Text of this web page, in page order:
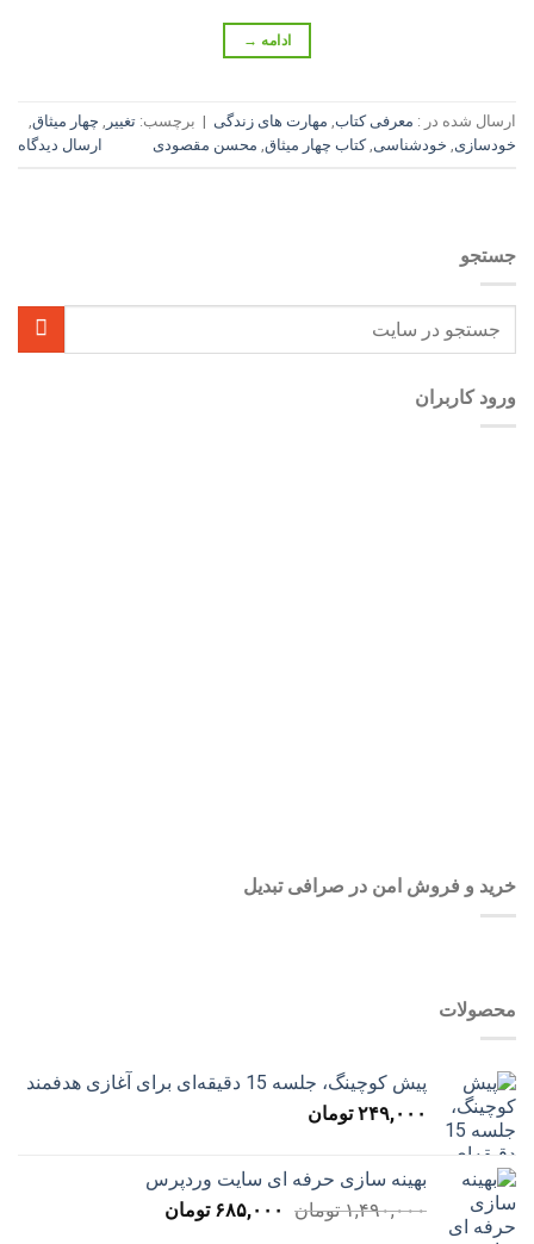
ادامه →
ارسال شده در : معرفی کتاب, مهارت‌ های زندگی | برچسب: تغییر , چهار میثاق,
خودسازی, خودشناسی,کتاب چهار میثاق, محسن مقصودی ارسال دیدگاه
جستجو
ورود کاربران
خرید و فروش امن در صرافی تبدیل
محصولات
پیش کوچینگ، جلسه 15 دقیقه‌ای برای آغازی هدفمند
۲۴۹,۰۰۰ تومان
بهینه سازی حرفه ای سایت وردپرس
۱,۴۹۰,۰۰۰ تومان
قیمت
۶۸۵,۰۰۰ تومانقیمت